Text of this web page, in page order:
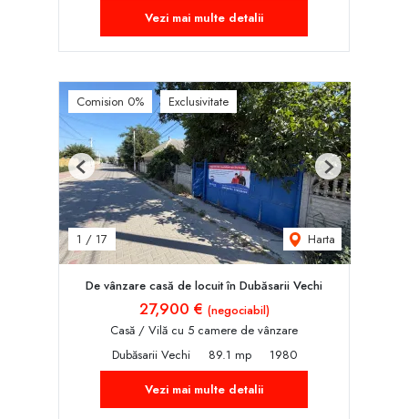
Vezi mai multe detalii
Comision 0% Exclusivitate
1 / 17 Harta
Previous Next
De vânzare casă de locuit în Dubăsarii Vechi
27,900 € (negociabil)
Casă / Vilă cu 5 camere de vânzare
Dubăsarii Vechi
89.1 mp
1980
Vezi mai multe detalii